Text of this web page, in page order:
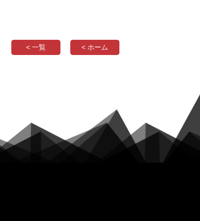
< 一覧 < ホーム